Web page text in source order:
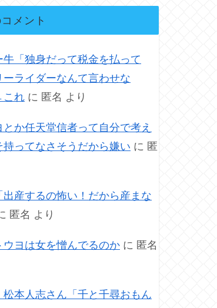
メント
牛「独身だって税金を払って
ーライダーなんて言わせな
れ に 匿名 より
とか任天堂信者って自分で考え
持ってなさそうだから嫌い に 匿
出産するの怖い！だから産まな
匿名 より
ウヨは女を憎んでるのか に 匿名
松本人志さん「千と千尋おもん